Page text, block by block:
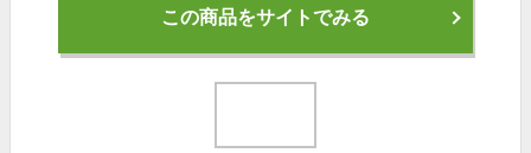
この商品をサイトでみる